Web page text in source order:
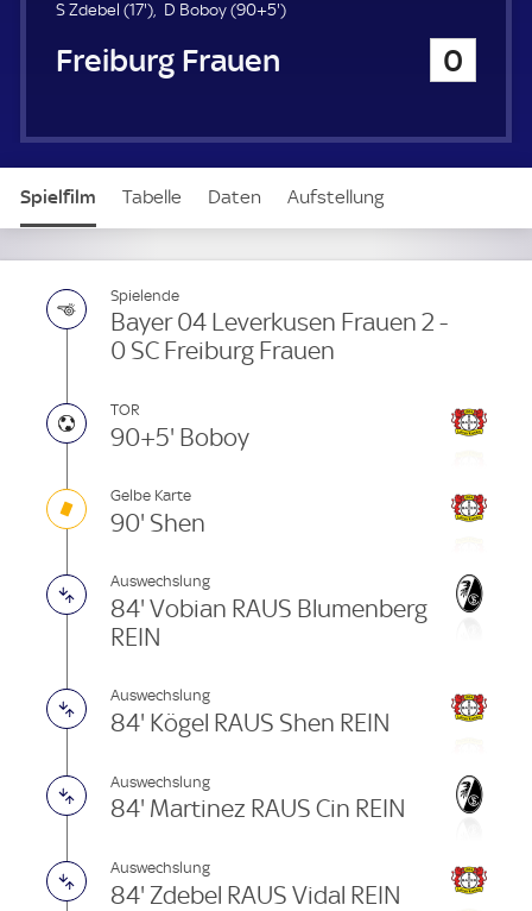
S Zdebel (17'1
.
m
e
) D Boboy (90+5'9
e
)
SC Freiburg Frauen 0
Spielfilm Tabelle Daten Aufstellung
Live
Spielende
Bayer 04 Leverkusen Frauen 2 -
0 SC Freiburg Frauen
TOR
90+5' Boboy
Gelbe Karte
90' Shen
Auswechslung
84' Vobian RAUS Blumenberg
REIN
Auswechslung
84' Kögel RAUS Shen REIN
Auswechslung
84' Martinez RAUS Cin REIN
Auswechslung
84' Zdebel RAUS Vidal REIN